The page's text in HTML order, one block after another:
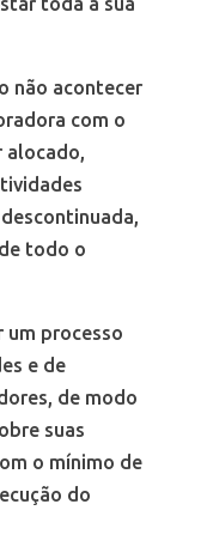
não acontecer
com o
todo o
um processo
e de
de modo
suas
o mínimo de
do